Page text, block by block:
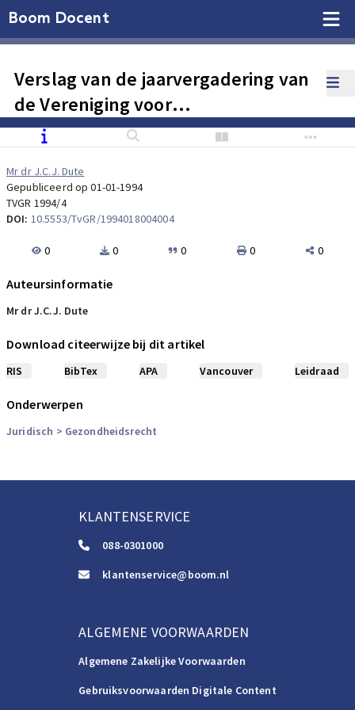
Boom Docent
Verslag van de jaarvergadering van
de Vereniging voor
Gezondheidsrecht op 22 april 1994
Mr dr J.C.J. Dute
Gepubliceerd op 01-01-1994
TVGR 1994/4
DOI: 10.5553/TvGR/1994018004004
0 0 0 0 0
Auteursinformatie
Mr dr J.C.J. Dute
Download citeerwijze bij dit artikel
RIS BibTex APA Vancouver Leidraad
Onderwerpen
Juridisch > Gezondheidsrecht
KLANTENSERVICE
088-0301000
klantenservice@boom.nl
ALGEMENE VOORWAARDEN
Algemene Zakelijke Voorwaarden
Gebruiksvoorwaarden Digitale Content